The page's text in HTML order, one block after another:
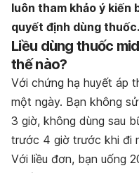
luôn tham khảo ý
quyết định dùng thuốc.
Liều dùng thuốc
thế nào?
Với chứng hạ huyết áp
một ngày. Bạn không
3 giờ, không dùng sau
trước 4 giờ trước khi đi
Với liều đơn, bạn uống